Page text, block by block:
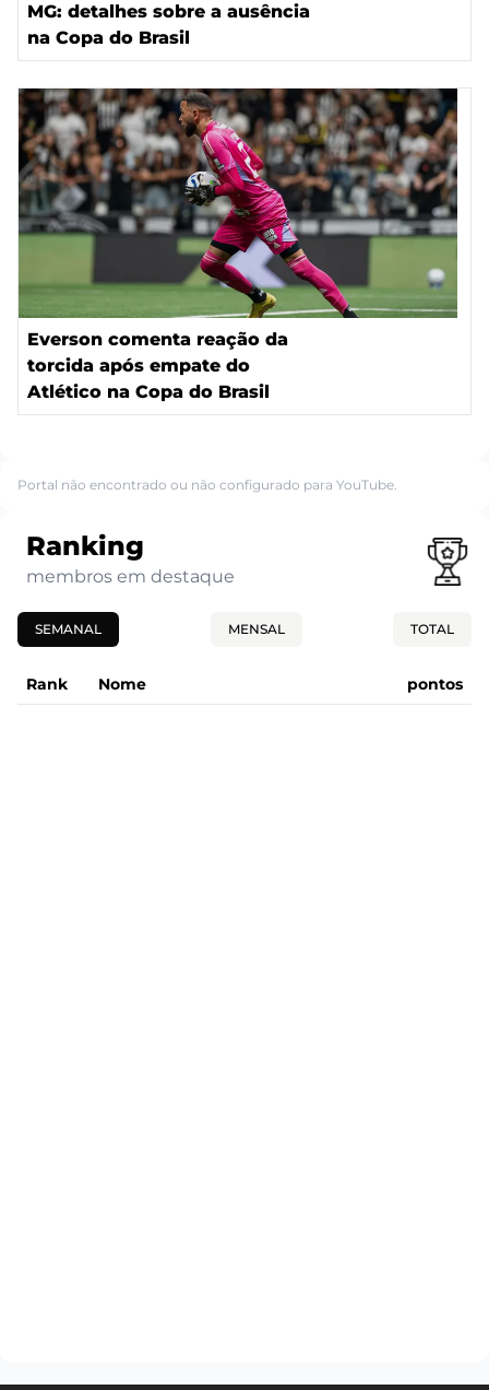
MG: detalhes sobre a ausência
na Copa do Brasil
Everson comenta reação da
torcida após empate do
Atlético na Copa do Brasil
Portal não encontrado ou não configurado para YouTube.
Ranking
membros em destaque
SEMANAL MENSAL TOTAL
Rank Nome pontos